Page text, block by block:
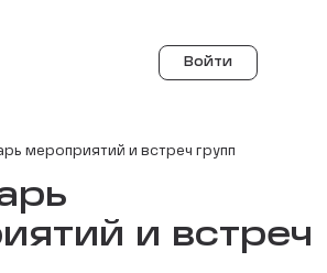
Войти
мероприятий и встреч групп
и встреч